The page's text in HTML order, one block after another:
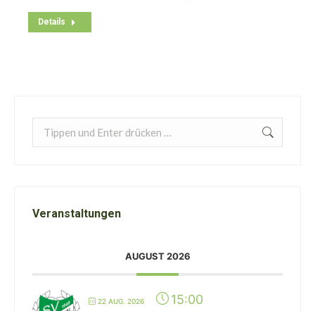
Details
Search:
Veranstaltungen
AUGUST 2026
22 AUG. 2026 15:00